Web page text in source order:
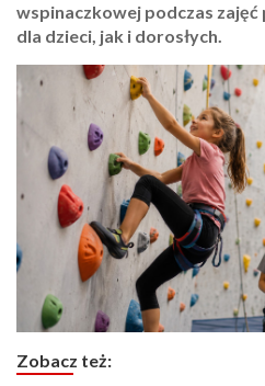
wspinaczkowej podczas
dla dzieci, jak i dorosłych.
Zobacz też: